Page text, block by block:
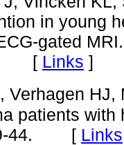
in young
gated
[ Links ]
Verhagen
patients
44. [ Links